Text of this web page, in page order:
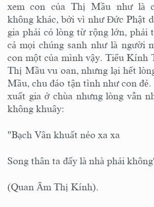
xem con của Thị Mầu như là
không khác, bởi vì như Đức Phật
gia phải có lòng từ rộng lớn, phải
cả mọi chúng sanh như là người
con một của mình vậy. Tiểu Kính
Thị Mầu vu oan, nhưng lại hết
Mầu, chu đáo tận tình như con
xuất gia ở chùa nhưng lòng vẫn
không khuây:
"Bạch Vân khuất nẻo xa xa
Song thân ta đấy là nhà phải
(Quan Âm Thị Kính).